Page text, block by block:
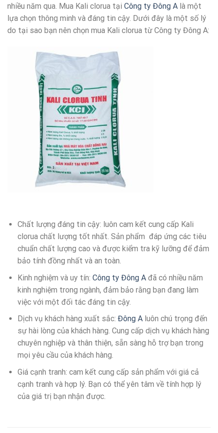
nhiều năm qua. Mua Kali clorua tại Công ty Đông A là một
lựa chọn thông minh và đáng tin cậy. Dưới đây là một số lý
do tại sao bạn nên chọn mua Kali clorua từ Công ty Đông A:
Chất lượng đáng tin cậy: luôn cam kết cung cấp Kali
clorua chất lượng tốt nhất. Sản phẩm đáp ứng các tiêu
chuẩn chất lượng cao và được kiểm tra kỹ lưỡng để đảm
bảo tính đồng nhất và an toàn.
Kinh nghiệm và uy tín: Công ty Đông Ađã có nhiều năm
kinh nghiệm trong ngành, đảm bảo rằng bạn đang làm
việc với một đối tác đáng tin cậy.
Dịch vụ khách hàng xuất sắc: Đông Aluôn chú trọng đến
sự hài lòng của khách hàng. Cung cấp dịch vụ khách hàng
chuyên nghiệp và thân thiện, sẵn sàng hỗ trợ bạn trong
mọi yêu cầu của khách hàng.
Giá cạnh tranh: cam kết cung cấp sản phẩm với giá cả
cạnh tranh và hợp lý. Bạn có thể yên tâm về tính hợp lý
của giá trị bạn nhận được.